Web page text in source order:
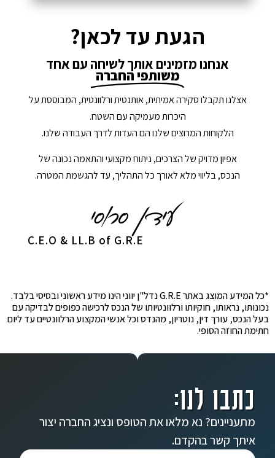
הגעת עד לכאן?
אנחנו מזמינים אותך לשיחה עם אחד
משותפי החברה
אצלנו תקבלו סקירה אמיתית, אותנטית ורלוונטית, המבוססת על
היכרות מעמיקה עם השטח.
הלקוחות המרוצים שלנו הם העדות לדרך העבודה שלנו.
אפיון מדויק של הצרכים, ניתוח מקצועי והתאמה נכונה של
הנכס, בליווי מלא לאורך כל התהליך, עד להגשמת המטרה.
C.E.O & LL.B of G.R.E
*כל המידע המוצג באתר G.R.E נדל"ן יווני הינו מידע ראשוני ובסיסי בלבד.
נכונותו, נראותו, חוקיותו ורלוונטיותו של הנכס לרכישה כפופים לבדיקה עם
בעל הנכס, עורך דין, נוטריון, מהנדס וכל אנשי המקצוע הרלוונטיים עד ליום
חתימת החוזה הסופי.
כתבו לנו:
מתעניינים? נא מלאו את הטופס ונציג החברה יצור
איתך קשר בהקדם.